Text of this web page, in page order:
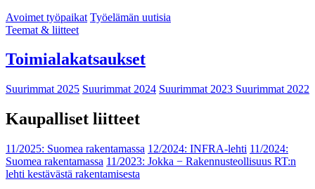
Avoimet työpaikat Työelämän uutisia
Teemat & liitteet
Toimialakatsaukset
Suurimmat 2025 Suurimmat 2024 Suurimmat 2023 Suurimmat 2022
Kaupalliset liitteet
11/2025: Suomea rakentamassa 12/2024: INFRA-lehti 11/2024:
Suomea rakentamassa 11/2023: Jokka − Rakennusteollisuus RT:n
lehti kestävästä rakentamisesta